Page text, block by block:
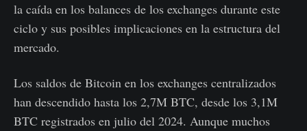
la caída en los balances de los exchanges durante este
ciclo y sus posibles implicaciones en la estructura del
mercado.
Los saldos de Bitcoin en los exchanges centralizados
han descendido hasta los 2,7M BTC, desde los 3,1M
BTC registrados en julio del 2024. Aunque muchos